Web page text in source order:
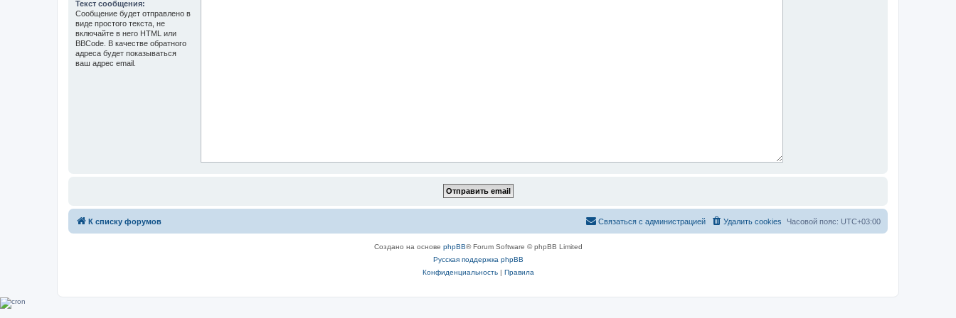
Текст сообщения:
Сообщение будет отправлено в
виде простого текста, не
включайте в него HTML или
BBCode. В качестве обратного
адреса будет показываться
ваш адрес email.
К списку форумов Часовой пояс: UTC+03:00
Удалить cookies
Связаться с администрацией
Создано на основе phpBB® Forum Software © phpBB Limited
Русская поддержка phpBB
Конфиденциальность| Правила